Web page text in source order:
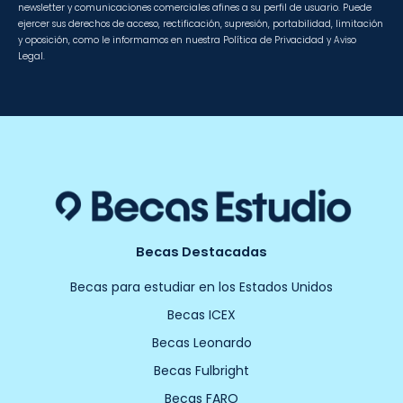
newsletter y comunicaciones comerciales afines a su perfil de usuario. Puede
ejercer sus derechos de acceso, rectificación, supresión, portabilidad, limitación
y oposición, como le informamos en nuestra Política de Privacidad y Aviso
Legal.
Becas Destacadas
Becas para estudiar en los Estados Unidos
Becas ICEX
Becas Leonardo
Becas Fulbright
Becas FARO